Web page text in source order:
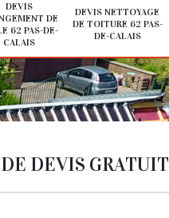
DEVIS
DE
62 PAS-DE-
CALAIS
DEVIS NETTOYAGE
DE TOITURE 62 PAS-
DE-CALAIS
DEVIS GRATUIT